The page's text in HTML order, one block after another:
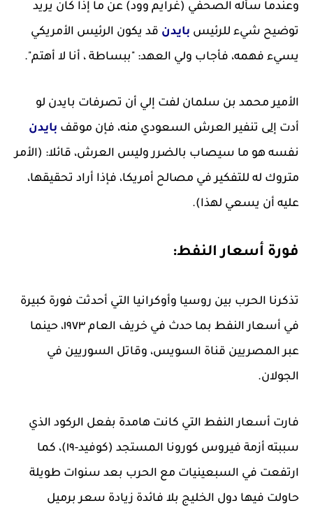
وعندما سأله الصحفي (غرايم وود) عن ما إذا كان يريد
توضيح شيء للرئيس بايدن قد يكون الرئيس الأمريكي
يسيء فهمه، فأجاب ولي العهد: "ببساطة ، أنا لا أهتم".
الأمير محمد بن سلمان لفت إلي أن تصرفات بايدن لو
أدت إلى تنفير العرش السعودي منه، فإن موقف بايدن
نفسه هو ما سيصاب بالضرر وليس العرش، قائلا: (الأمر
متروك له للتفكير في مصالح أمريكا، فإذا أراد تحقيقها،
عليه أن يسعي لهذا).
فورة أسعار النفط:
تذكرنا الحرب بين روسيا وأوكرانيا التي أحدثت فورة كبيرة
في أسعار النفط بما حدث في خريف العام ١٩٧٣، حينما
عبر المصريين قناة السويس، وقاتل السوريين في
الجولان.
فارت أسعار النفط التي كانت هامدة بفعل الركود الذي
سببته أزمة فيروس كورونا المستجد (كوفيد-١٩)، كما
ارتفعت في السبعينيات مع الحرب بعد سنوات طويلة
حاولت فيها دول الخليج بلا فائدة زيادة سعر برميل